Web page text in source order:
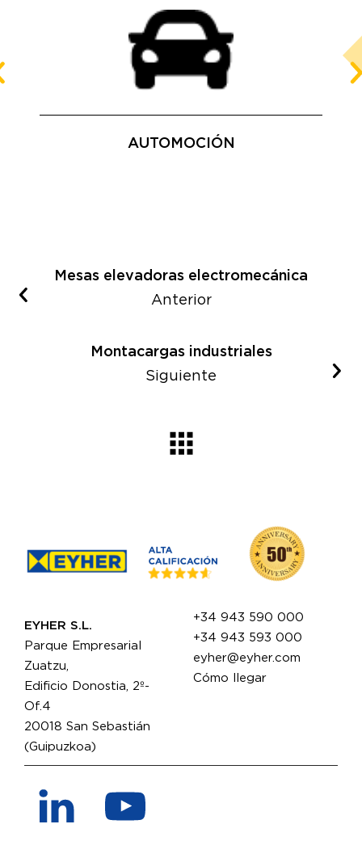
AUTOMOCIÓN
Mesas elevadoras electromecánica
Anterior
Montacargas industriales
Siguiente
EYHER S.L.
Parque Empresarial
Zuatzu,
Edificio Donostia, 2º-
Of.4
20018 San Sebastián
(Guipuzkoa)
+34 943 590 000
+34 943 593 000
eyher@eyher.com
Cómo llegar